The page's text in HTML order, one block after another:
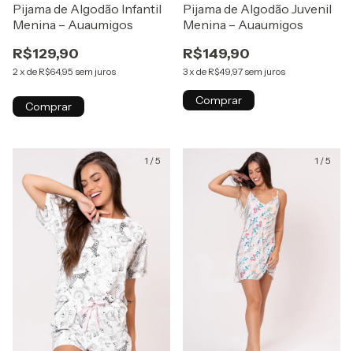
Pijama de Algodão Infantil
Menina – Auaumigos
R$129,90
2 x de R$64,95 sem juros
Comprar
Pijama de Algodão Juvenil
Menina – Auaumigos
R$149,90
3x de R$49,97 sem juros
Comprar
1 /5 1 /5